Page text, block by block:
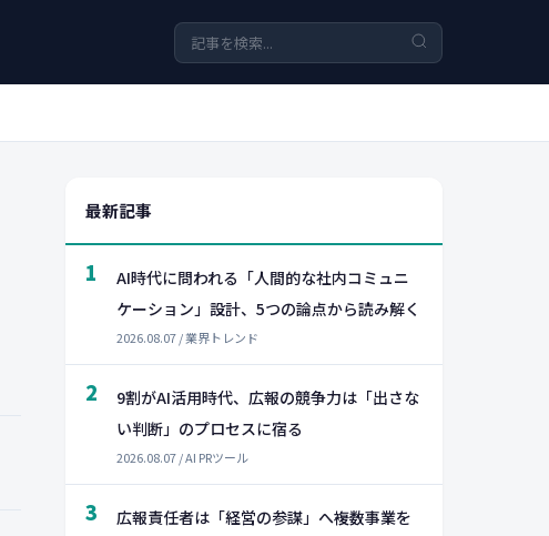
最新記事
1
AI時代に問われる「人間的な社内コミュニ
ケーション」設計、5つの論点から読み解く
2026.08.07 / 業界トレンド
2
9割がAI活用時代、広報の競争力は「出さな
い判断」のプロセスに宿る
2026.08.07 / AI PRツール
3
広報責任者は「経営の参謀」へ――複数事業を